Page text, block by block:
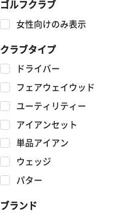
ゴルフクラブ
女性向けのみ表示
クラブタイプ
ドライバー
フェアウェイウッド
ユーティリティー
アイアンセット
単品アイアン
ウェッジ
パター
ブランド